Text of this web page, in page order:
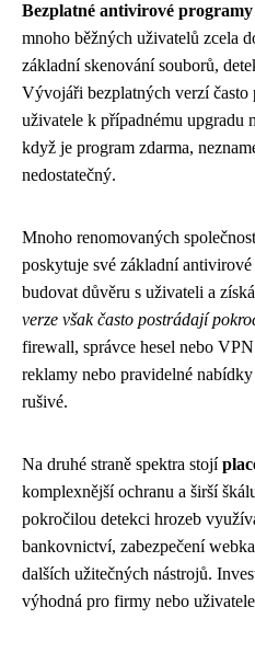
Bezplatné antivirové programy
mnoho běžných uživatelů zcela
základní skenování souborů,
Vývojáři bezplatných verzí
uživatele k případnému upgradu
když je program zdarma,
nedostatečný.
Mnoho renomovaných
poskytuje své základní
budovat důvěru s uživateli a
verze však často postrádají
firewall, správce hesel nebo
reklamy nebo pravidelné
rušivé.
Na druhé straně spektra stojí
komplexnější ochranu a širší
pokročilou detekci hrozeb
bankovnictví, zabezpečení
dalších užitečných nástrojů.
výhodná pro firmy nebo